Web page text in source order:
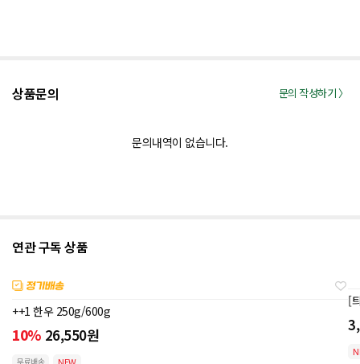
상품문의 문의 작성하기 〉
문의내역이 없습니다.
연관 구독 상품
++1 한우 250g/600g
10% 26,550원
무료배송
[